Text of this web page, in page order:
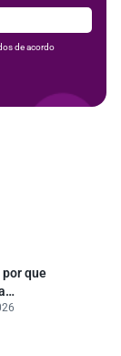
de acordo
que